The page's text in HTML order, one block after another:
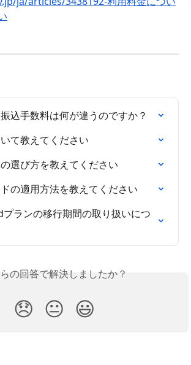
込手数料は何が違うのですか？
て教えてください
選び方を教えてください
の適用方法を教えてください
ランの移行期間の取り扱いにつ
の回答で解決しましたか？
😞 😐 😃